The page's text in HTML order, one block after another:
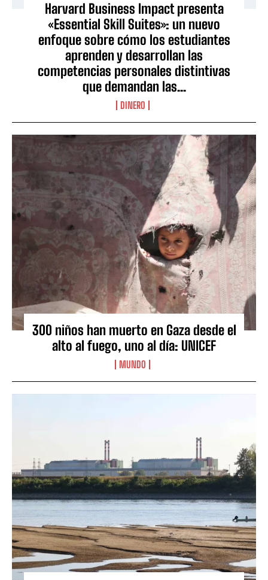
Harvard Business Impact presenta
«Essential Skill Suites»: un nuevo
enfoque sobre cómo los estudiantes
aprenden y desarrollan las
competencias personales distintivas
que demandan las...
DINERO
300 niños han muerto en Gaza desde el
alto al fuego, uno al día: UNICEF
MUNDO